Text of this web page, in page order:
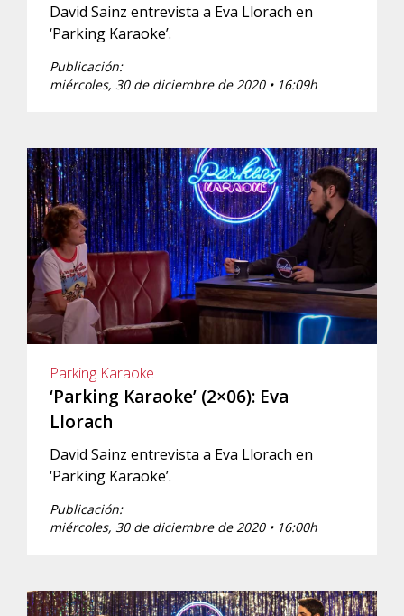
David Sainz entrevista a Eva Llorach en
‘Parking Karaoke’.
Publicación:
miércoles, 30 de diciembre de 2020 • 16:09h
Parking Karaoke
‘Parking Karaoke’ (2×06): Eva
Llorach
David Sainz entrevista a Eva Llorach en
‘Parking Karaoke’.
Publicación:
miércoles, 30 de diciembre de 2020 • 16:00h